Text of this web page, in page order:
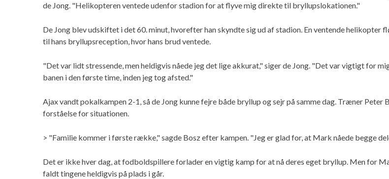
de Jong. "Helikopteren ventede udenfor stadion for at flyve mig direkte til bryllupslokationen."
De Jong blev udskiftet i det 60. minut, hvorefter han skyndte sig ud af stadion. En ventende helikopter
til hans bryllupsreception, hvor hans brud ventede.
"Det var lidt stressende, men heldigvis nåede jeg det lige akkurat," siger de Jong. "Det var vigtigt for
banen i den første time, inden jeg tog afsted."
Ajax vandt pokalkampen 2-1, så de Jong kunne fejre både bryllup og sejr på samme dag. Træner Peter
forståelse for situationen.
> "Familie kommer i første række," sagde Bosz efter kampen. "Jeg er glad for, at Mark nåede begge
Det er ikke hver dag, at fodboldspillere forlader en vigtig kamp for at nå deres eget bryllup. Men for
faldt tingene heldigvis på plads i går.